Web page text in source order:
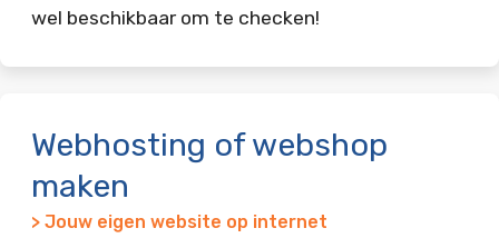
wel beschikbaar om te checken!
Webhosting of webshop
maken
> Jouw eigen website op internet